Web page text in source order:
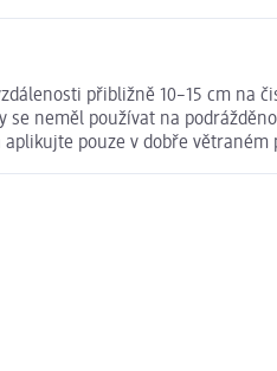
přibližně 10–15 cm
neměl používat na
pouze v dobře větraném